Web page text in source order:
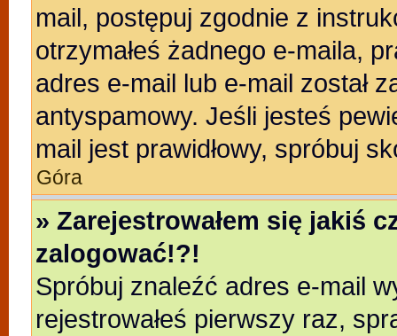
mail, postępuj zgodnie z
otrzymałeś żadnego e-maila,
adres e-mail lub e-mail został
antyspamowy. Jeśli jesteś
mail jest prawidłowy, spróbuj
Góra
» Zarejestrowałem się jakiś
zalogować!?!
Spróbuj znaleźć adres e-mail
rejestrowałeś pierwszy raz,